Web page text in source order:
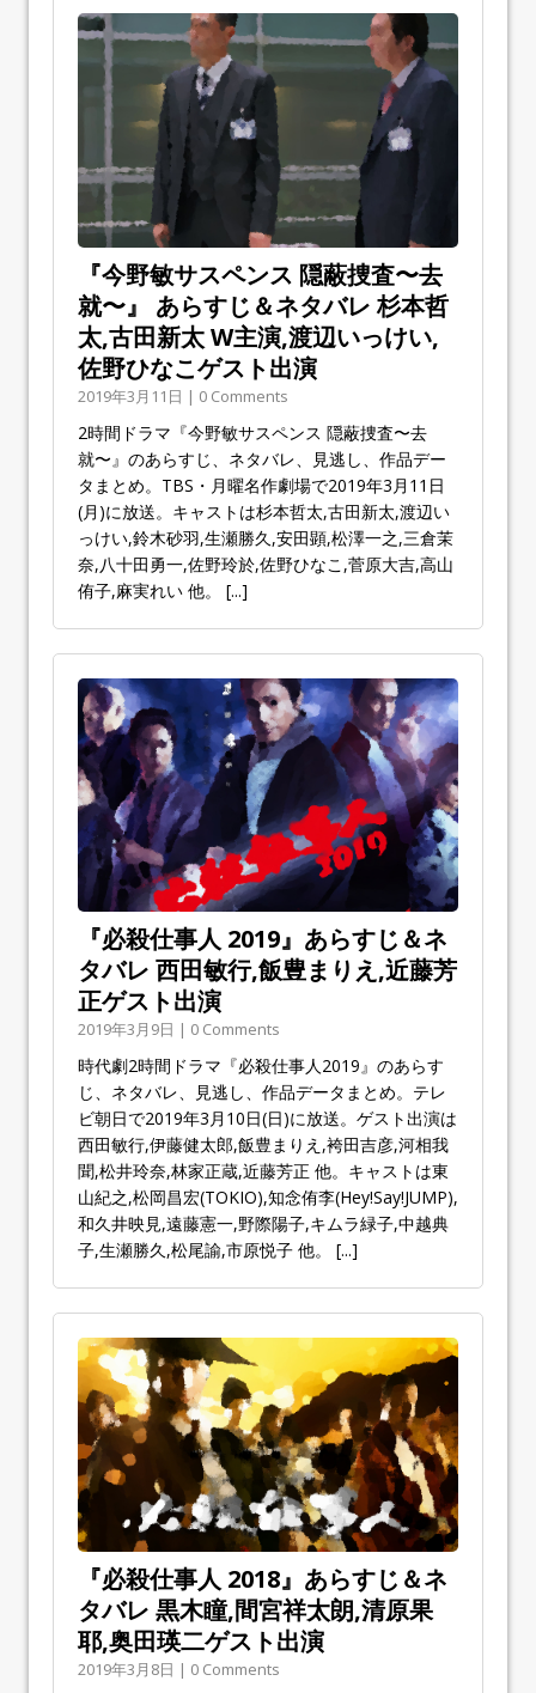
『今野敏サスペンス 隠蔽捜査〜去
就〜』 あらすじ＆ネタバレ 杉本哲
太,古田新太 W主演,渡辺いっけい,
佐野ひなこゲスト出演
2019年3月11日 | 0 Comments
2時間ドラマ『今野敏サスペンス 隠蔽捜査〜去
就〜』のあらすじ、ネタバレ、見逃し、作品デー
タまとめ。TBS・月曜名作劇場で2019年3月11日
(月)に放送。キャストは杉本哲太,古田新太,渡辺い
っけい,鈴木砂羽,生瀬勝久,安田顕,松澤一之,三倉茉
奈,八十田勇一,佐野玲於,佐野ひなこ,菅原大吉,高山
侑子,麻実れい 他。 [...]
『必殺仕事人 2019』あらすじ＆ネ
タバレ 西田敏行,飯豊まりえ,近藤芳
正ゲスト出演
2019年3月9日 | 0 Comments
時代劇2時間ドラマ『必殺仕事人2019』のあらす
じ、ネタバレ、見逃し、作品データまとめ。テレ
ビ朝日で2019年3月10日(日)に放送。ゲスト出演は
西田敏行,伊藤健太郎,飯豊まりえ,袴田吉彦,河相我
聞,松井玲奈,林家正蔵,近藤芳正 他。キャストは東
山紀之,松岡昌宏(TOKIO),知念侑李(Hey!Say!JUMP),
和久井映見,遠藤憲一,野際陽子,キムラ緑子,中越典
子,生瀬勝久,松尾諭,市原悦子 他。 [...]
『必殺仕事人 2018』あらすじ＆ネ
タバレ 黒木瞳,間宮祥太朗,清原果
耶,奥田瑛二ゲスト出演
2019年3月8日 | 0 Comments